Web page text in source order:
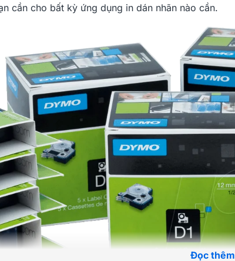
cần cho bất kỳ ứng dụng in dán nhãn nào cần.
Đọc thêm